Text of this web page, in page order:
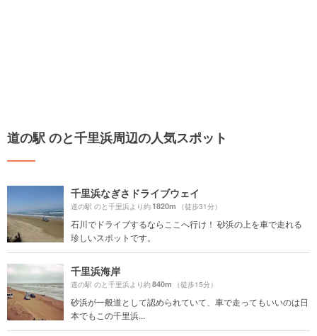
道の駅 のと千里浜周辺の人気スポット
千里浜なぎさドライブウェイ
道の駅 のと千里浜より約1820m （徒歩31分）
石川でドライブするならここへ行け！ 砂浜の上を車で走れる
珍しいスポットです。
千里浜海岸
道の駅 のと千里浜より約840m （徒歩15分）
砂浜が一般道として認められていて、車で走ってもいいのは日
本でもこの千里浜...